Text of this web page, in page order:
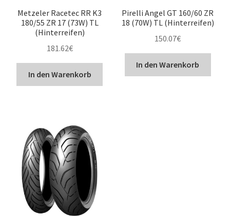
Metzeler Racetec RR K3
180/55 ZR 17 (73W) TL
(Hinterreifen)
181.62€
In den Warenkorb
Pirelli Angel GT 160/60 ZR
18 (70W) TL (Hinterreifen)
150.07€
In den Warenkorb